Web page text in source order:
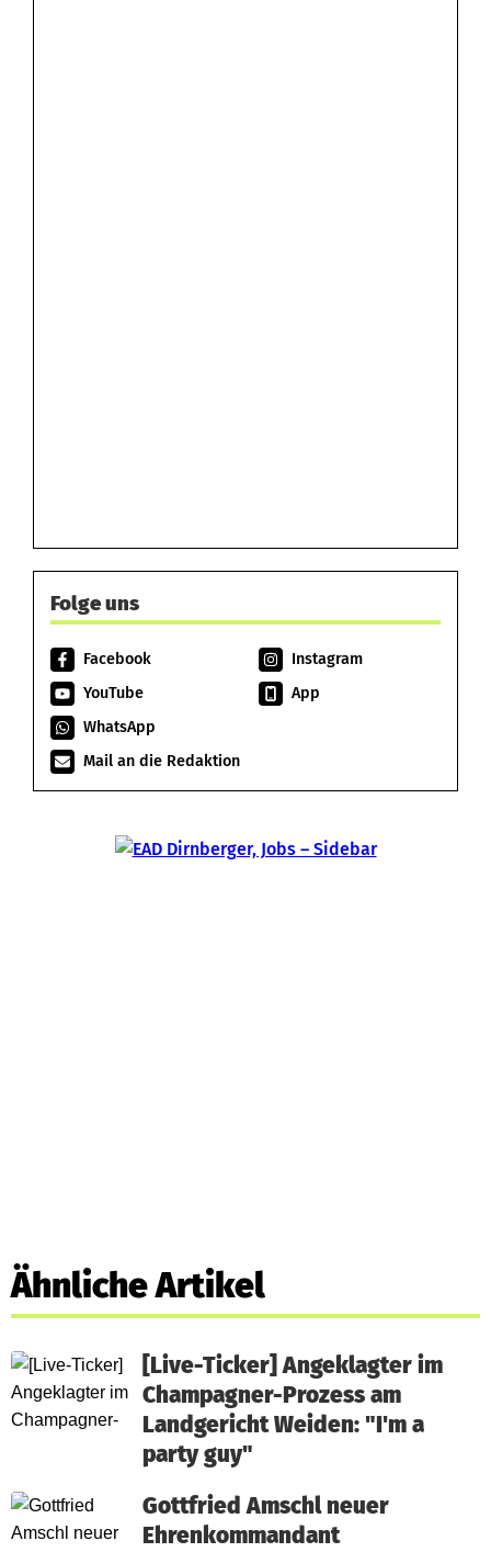
Folge uns
Facebook
Instagram
YouTube
App
WhatsApp
Mail an die Redaktion
Ähnliche Artikel
[Live-Ticker] Angeklagter im
Champagner-Prozess am
Landgericht Weiden: "I'm a
party guy"
Gottfried Amschl neuer
Ehrenkommandant